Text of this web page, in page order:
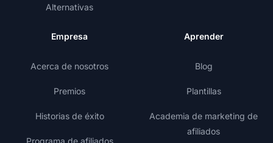
Alternativas
Empresa
Acerca de nosotros
Premios
Historias de éxito
Programa de afiliados
Aprender
Blog
Plantillas
Academia de marketing de
afiliados